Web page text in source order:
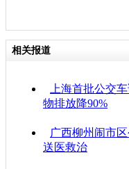
相关报道
上海首批公交
物排放降90%
广西柳州闹市
送医救治